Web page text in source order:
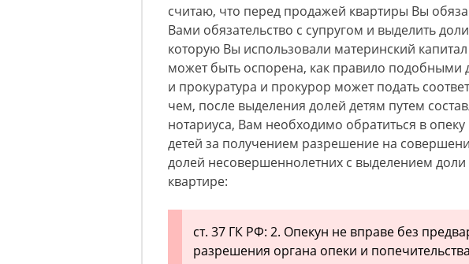
считаю, что перед продажей квартиры Вы
Вами обязательство с супругом и выделить
которую Вы использовали материнский
может быть оспорена, как правило подобными
и прокуратура и прокурор может подать
чем, после выделения долей детям путем
нотариуса, Вам необходимо обратиться в
детей за получением разрешение на
долей несовершеннолетних с выделением
квартире:
ст. 37 ГК РФ: 2. Опекун не вправе без
разрешения органа опеки и